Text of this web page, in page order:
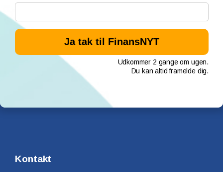
Udkommer 2 gange om ugen.
Du kan altid framelde dig.
Kontakt